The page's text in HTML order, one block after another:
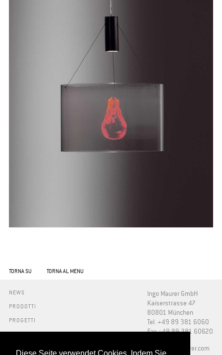
TORNA SU TORNA AL MENU
NEWS
PRODOTTI
PROGETTI
Ingo Maurer GmbH
Kaiserstrasse 47
80801 München
Tel. +49 89 381 6060
Fax +49 89 381 60620
​info@ingo-maurer.com